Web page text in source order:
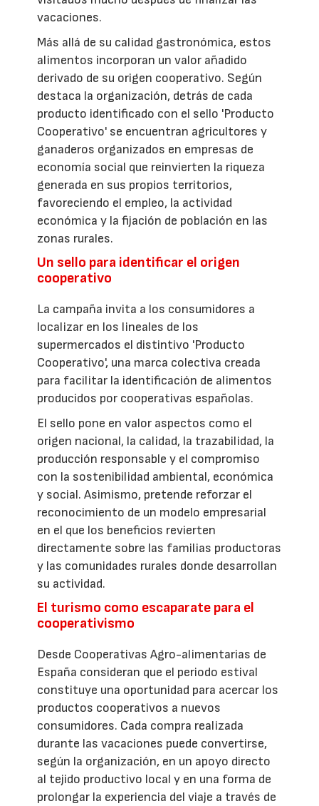
vacaciones.
Más allá de su calidad gastronómica, estos
alimentos incorporan un valor añadido
derivado de su origen cooperativo. Según
destaca la organización, detrás de cada
producto identificado con el sello 'Producto
Cooperativo' se encuentran agricultores y
ganaderos organizados en empresas de
economía social que reinvierten la riqueza
generada en sus propios territorios,
favoreciendo el empleo, la actividad
económica y la fijación de población en las
zonas rurales.
Un sello para identificar el origen
cooperativo
La campaña invita a los consumidores a
localizar en los lineales de los
supermercados el distintivo 'Producto
Cooperativo', una marca colectiva creada
para facilitar la identificación de alimentos
producidos por cooperativas españolas.
El sello pone en valor aspectos como el
origen nacional, la calidad, la trazabilidad, la
producción responsable y el compromiso
con la sostenibilidad ambiental, económica
y social. Asimismo, pretende reforzar el
reconocimiento de un modelo empresarial
en el que los beneficios revierten
directamente sobre las familias productoras
y las comunidades rurales donde desarrollan
su actividad.
El turismo como escaparate para el
cooperativismo
Desde Cooperativas Agro-alimentarias de
España consideran que el periodo estival
constituye una oportunidad para acercar los
productos cooperativos a nuevos
consumidores. Cada compra realizada
durante las vacaciones puede convertirse,
según la organización, en un apoyo directo
al tejido productivo local y en una forma de
prolongar la experiencia del viaje a través de